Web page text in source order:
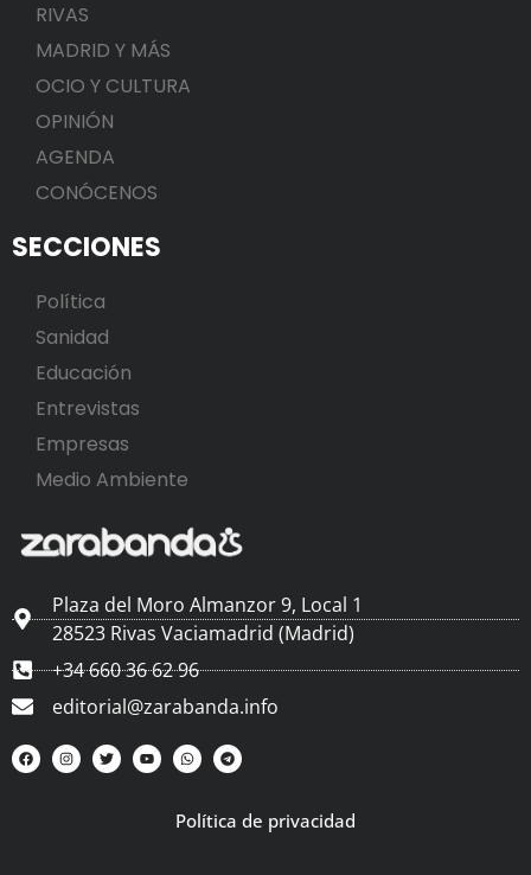
RIVAS
MADRID Y MÁS
OCIO Y CULTURA
OPINIÓN
AGENDA
CONÓCENOS
SECCIONES
Política
Sanidad
Educación
Entrevistas
Empresas
Medio Ambiente
Plaza del Moro Almanzor 9, Local 1
28523 Rivas Vaciamadrid (Madrid)
+34 660 36 62 96
editorial@zarabanda.info
Política de privacidad